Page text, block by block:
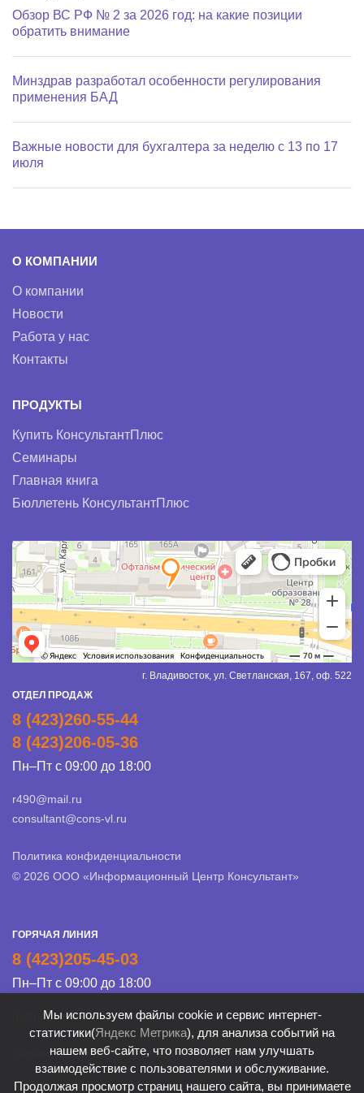
Обзор ВС РФ № 2 за 2026 год: на какие позиции
обратить внимание
Минздрав разработал особенности регулирования
применения БАД
Важные новости для бухгалтера за неделю с 13 по 17
июля
О КОМПАНИИ
О компании
Новости
Работа у нас
Контакты
ПРОДУКТЫ
Купить КонсультантПлюс
Семинары
Главная книга
Бюллетень КонсультантПлюс
г. Владивосток, ул. Светланская, 167, оф. 522
ОТДЕЛ ПРОДАЖ
8 (423)260-55-44
8 (423)206-05-36
Пн–Пт с 09:00 до 18:00
r490@mail.ru
consultant@cons-vl.ru
Политика конфиденциальности
© 2026 ООО «Информационный Центр Консультант»
ГОРЯЧАЯ ЛИНИЯ
8 (423)205-45-03
Пн–Пт с 09:00 до 18:00
hotline@cons-vl.ru
Регламент Линии консультации
Мы используем файлы cookie и сервис интернет-
статистики(Яндекс Метрика), для анализа событий на
нашем веб-сайте, что позволяет нам улучшать
взаимодействие с пользователями и обслуживание.
Продолжая просмотр страниц нашего сайта, вы принимаете